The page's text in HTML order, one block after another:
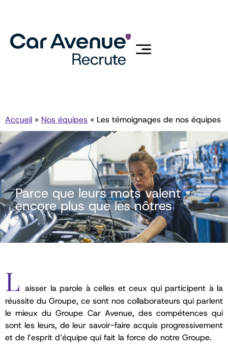
Accueil » Nos équipes » Les témoignages de nos équipes
Parce que leurs mots valent
encore plus que les nôtres
L aisser la parole à celles et ceux qui participent à la
réussite du Groupe, ce sont nos collaborateurs qui parlent
le mieux du Groupe Car Avenue, des compétences qui
sont les leurs, de leur savoir-faire acquis progressivement
et de l’esprit d’équipe qui fait la force de notre Groupe.